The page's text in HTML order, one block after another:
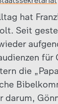
hat
Seit
für
die
darum,